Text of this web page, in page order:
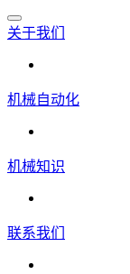
关于我们
机械自动化
机械知识
联系我们